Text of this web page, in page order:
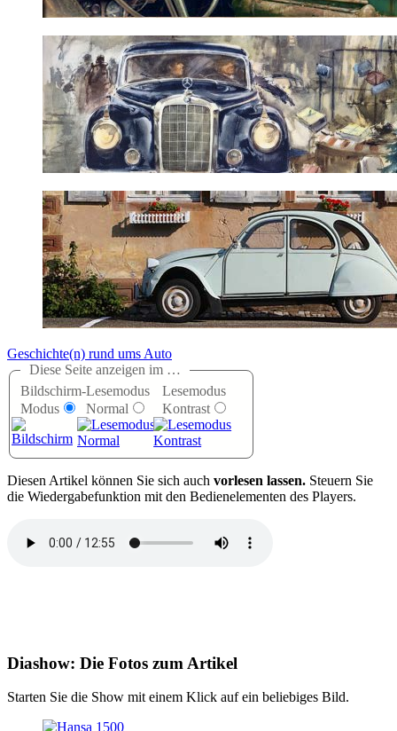
Geschichte(n) rund ums Auto
Diese Seite anzeigen im …
Bildschirm-
Modus
Lesemodus
Normal
Lesemodus
Kontrast
Diesen Artikel können Sie sich auch vorlesen lassen. Steuern Sie
die Wiedergabefunktion mit den Bedienelementen des Players.
Diashow: Die Fotos zum Artikel
Starten Sie die Show mit einem Klick auf ein beliebiges Bild.